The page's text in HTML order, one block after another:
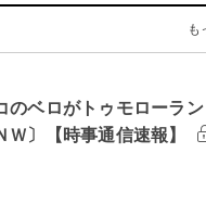
も
のベロがトゥモローラ
Ｗ〕【時事通信速報】